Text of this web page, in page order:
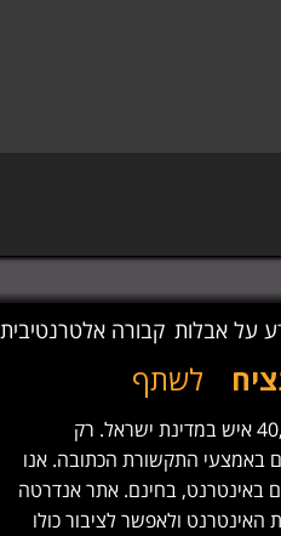
על אבלות קבורה אלטרנטיבית
לשתף
מדי שנה הולכים לעולמם כ-40,000 איש במדינת ישראל. רק
באמצעי התקשורת הכתובה. אנו
באינטרנט, בחינם. אתר אנדרטה
האינטרנט ולאפשר לציבור כולו